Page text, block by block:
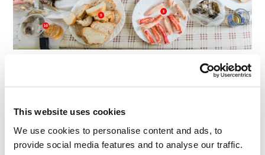
This website uses cookies
We use cookies to personalise content and ads, to
provide social media features and to analyse our traffic.
Continua a leggere:Un viaggio attraverso i sapori
(parte I): la Kamchatka
LEGGI I COMMENTI 0